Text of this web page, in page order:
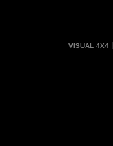
VISUAL 4X4